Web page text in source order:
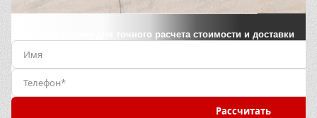
Заполните форму для точного расчета стоимости и доставки
Рассчитать